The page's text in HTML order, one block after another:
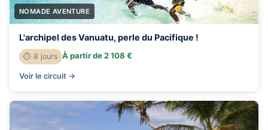
NOMADE AVENTURE
L'archipel des Vanuatu, perle du Pacifique !
⏱ 8 jours À partir de 2 108 €
Voir le circuit →